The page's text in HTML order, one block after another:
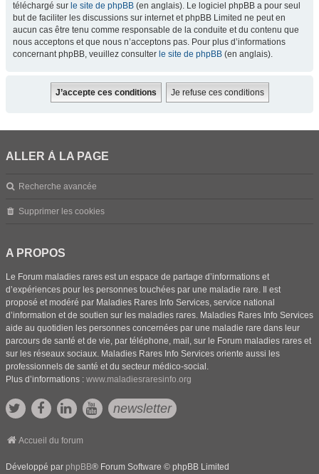
téléchargé sur le site de phpBB (en anglais). Le logiciel phpBB a pour seul
but de faciliter les discussions sur internet et phpBB Limited ne peut en
aucun cas être tenu comme responsable de la conduite et du contenu que
nous acceptons et que nous n’acceptons pas. Pour plus d’informations
concernant phpBB, veuillez consulter le site de phpBB (en anglais).
ALLER À LA PAGE
Recherche avancée
Supprimer les cookies
A PROPOS
Le Forum maladies rares est un espace de partage d’informations et
d’expériences pour les personnes touchées par une maladie rare. Il est
proposé et modéré par Maladies Rares Info Services, service national
d’information et de soutien sur les maladies rares. Maladies Rares Info Services
aide au quotidien les personnes concernées par une maladie rare dans leur
parcours de santé et de vie, par téléphone, mail, sur le Forum maladies rares et
sur les réseaux sociaux. Maladies Rares Info Services oriente aussi les
professionnels de santé et du secteur médico-social.
Plus d’informations : www.maladiesraresinfo.org
newsletter
Accueil du forum
Développé par phpBB® Forum Software © phpBB Limited